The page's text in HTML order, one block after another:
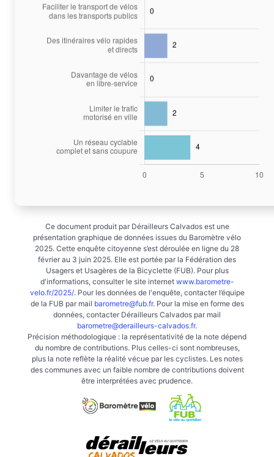
Ce document produit par Dérailleurs Calvados est une
présentation graphique de données issues du Baromètre vélo
2025. Cette enquête citoyenne s’est déroulée en ligne du 28
février au 3 juin 2025. Elle est portée par la Fédération des
Usagers et Usagères de la Bicyclette (FUB). Pour plus
d'informations, consulter le site internet www.barometre-
velo.fr/2025/. Pour les données de l'enquête, contacter l’équipe
de la FUB par mail barometre@fub.fr. Pour la mise en forme des
données, contacter Dérailleurs Calvados par mail
barometre@derailleurs-calvados.fr.
Précision méthodologique : la représentativité de la note dépend
du nombre de contributions. Plus celles-ci sont nombreuses,
plus la note reflète la réalité vécue par les cyclistes. Les notes
des communes avec un faible nombre de contributions doivent
être interprétées avec prudence.